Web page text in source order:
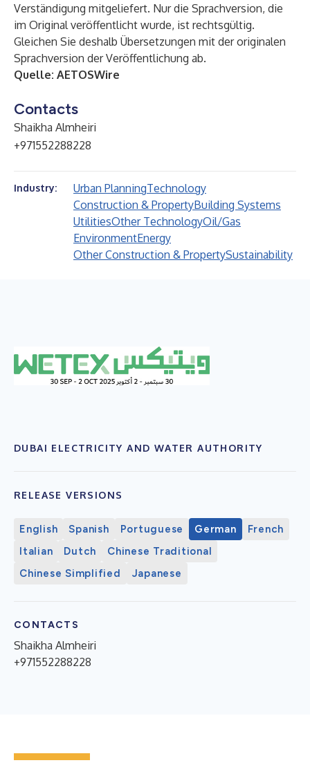
Verständigung mitgeliefert. Nur die Sprachversion, die
im Original veröffentlicht wurde, ist rechtsgültig.
Gleichen Sie deshalb Übersetzungen mit der originalen
Sprachversion der Veröffentlichung ab.
Quelle: AETOSWire
Contacts
Shaikha Almheiri
+971552288228
Industry: Urban PlanningTechnology
Construction & PropertyBuilding Systems
UtilitiesOther TechnologyOil/Gas
EnvironmentEnergy
Other Construction & PropertySustainability
DUBAI ELECTRICITY AND WATER AUTHORITY
RELEASE VERSIONS
English Spanish Portuguese German
French
Italian
Dutch
Chinese Traditional
Chinese Simplified
Japanese
CONTACTS
Shaikha Almheiri
+971552288228